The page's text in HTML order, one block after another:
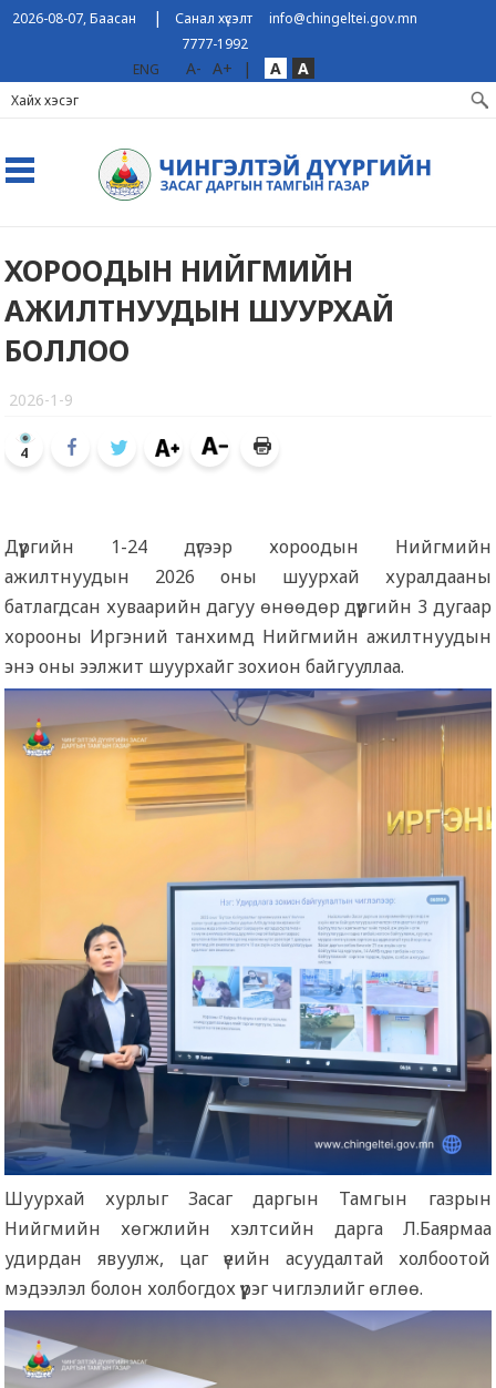
2026-08-07, Баасан |Санал хүсэлт
info@chingeltei.gov.mn
7777-1992
ENG
A- A+ | A A
ХОРООДЫН НИЙГМИЙН
АЖИЛТНУУДЫН ШУУРХАЙ
БОЛЛОО
2026-1-9
4
Дүүргийн 1-24 дүгээр хороодын Нийгмийн
ажилтнуудын 2026 оны шуурхай хуралдааны
батлагдсан хуваарийн дагуу өнөөдөр дүүргийн 3 дугаар
хорооны Иргэний танхимд Нийгмийн ажилтнуудын
энэ оны ээлжит шуурхайг зохион байгууллаа.
Шуурхай хурлыг Засаг даргын Тамгын газрын
Нийгмийн хөгжлийн хэлтсийн дарга Л.Баярмаа
удирдан явуулж, цаг үеийн асуудалтай холбоотой
мэдээлэл болон холбогдох үүрэг чиглэлийг өглөө.